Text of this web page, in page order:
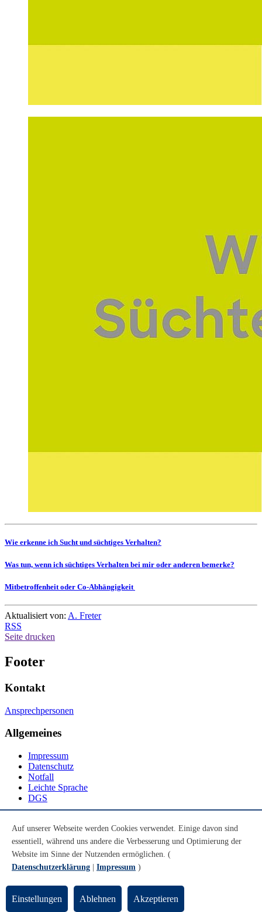
Wie erkenne ich Sucht und süchtiges Verhalten?
Was tun, wenn ich süchtiges Verhalten bei mir oder anderen bemerke?
Mitbetroffenheit oder Co-Abhängigkeit
Aktualisiert von: A. Freter
RSS
Seite drucken
Footer
Kontakt
Ansprechpersonen
Allgemeines
Impressum
Datenschutz
Notfall
Leichte Sprache
DGS
Youtube
Instagram
LinkedIn
© Universität Bremen 2026
Zum Seitenende springen Zum Seitenanfang springen
Auf unserer Webseite werden Cookies verwendet. Einige davon sind
essentiell, während uns andere die Verbesserung und Optimierung der
Website im Sinne der Nutzenden ermöglichen. (
Datenschutzerklärung
Impressum )
Einstellungen Ablehnen Akzeptieren